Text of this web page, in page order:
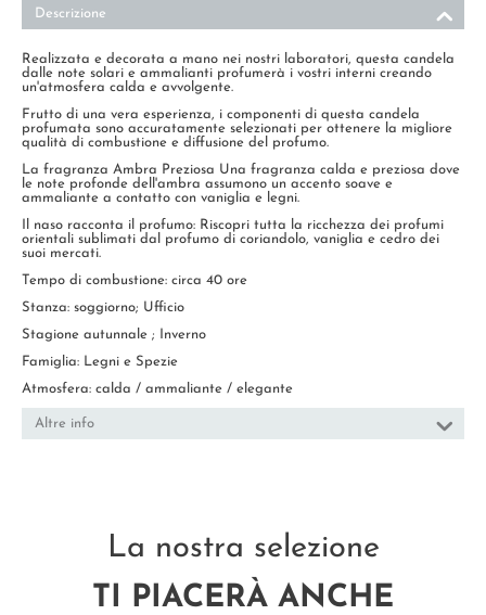
Descrizione
Realizzata e decorata a mano nei nostri laboratori, questa candela
dalle note solari e ammalianti profumerà i vostri interni creando
un'atmosfera calda e avvolgente.
Frutto di una vera esperienza, i componenti di questa candela
profumata sono accuratamente selezionati per ottenere la migliore
qualità di combustione e diffusione del profumo.
La fragranza Ambra Preziosa Una fragranza calda e preziosa dove
le note profonde dell'ambra assumono un accento soave e
ammaliante a contatto con vaniglia e legni.
Il naso racconta il profumo: Riscopri tutta la ricchezza dei profumi
orientali sublimati dal profumo di coriandolo, vaniglia e cedro dei
suoi mercati.
Tempo di combustione: circa 40 ore
Stanza: soggiorno; Ufficio
Stagione autunnale ; Inverno
Famiglia: Legni e Spezie
Atmosfera: calda / ammaliante / elegante
Altre info
La nostra selezione
TI PIACERÀ ANCHE